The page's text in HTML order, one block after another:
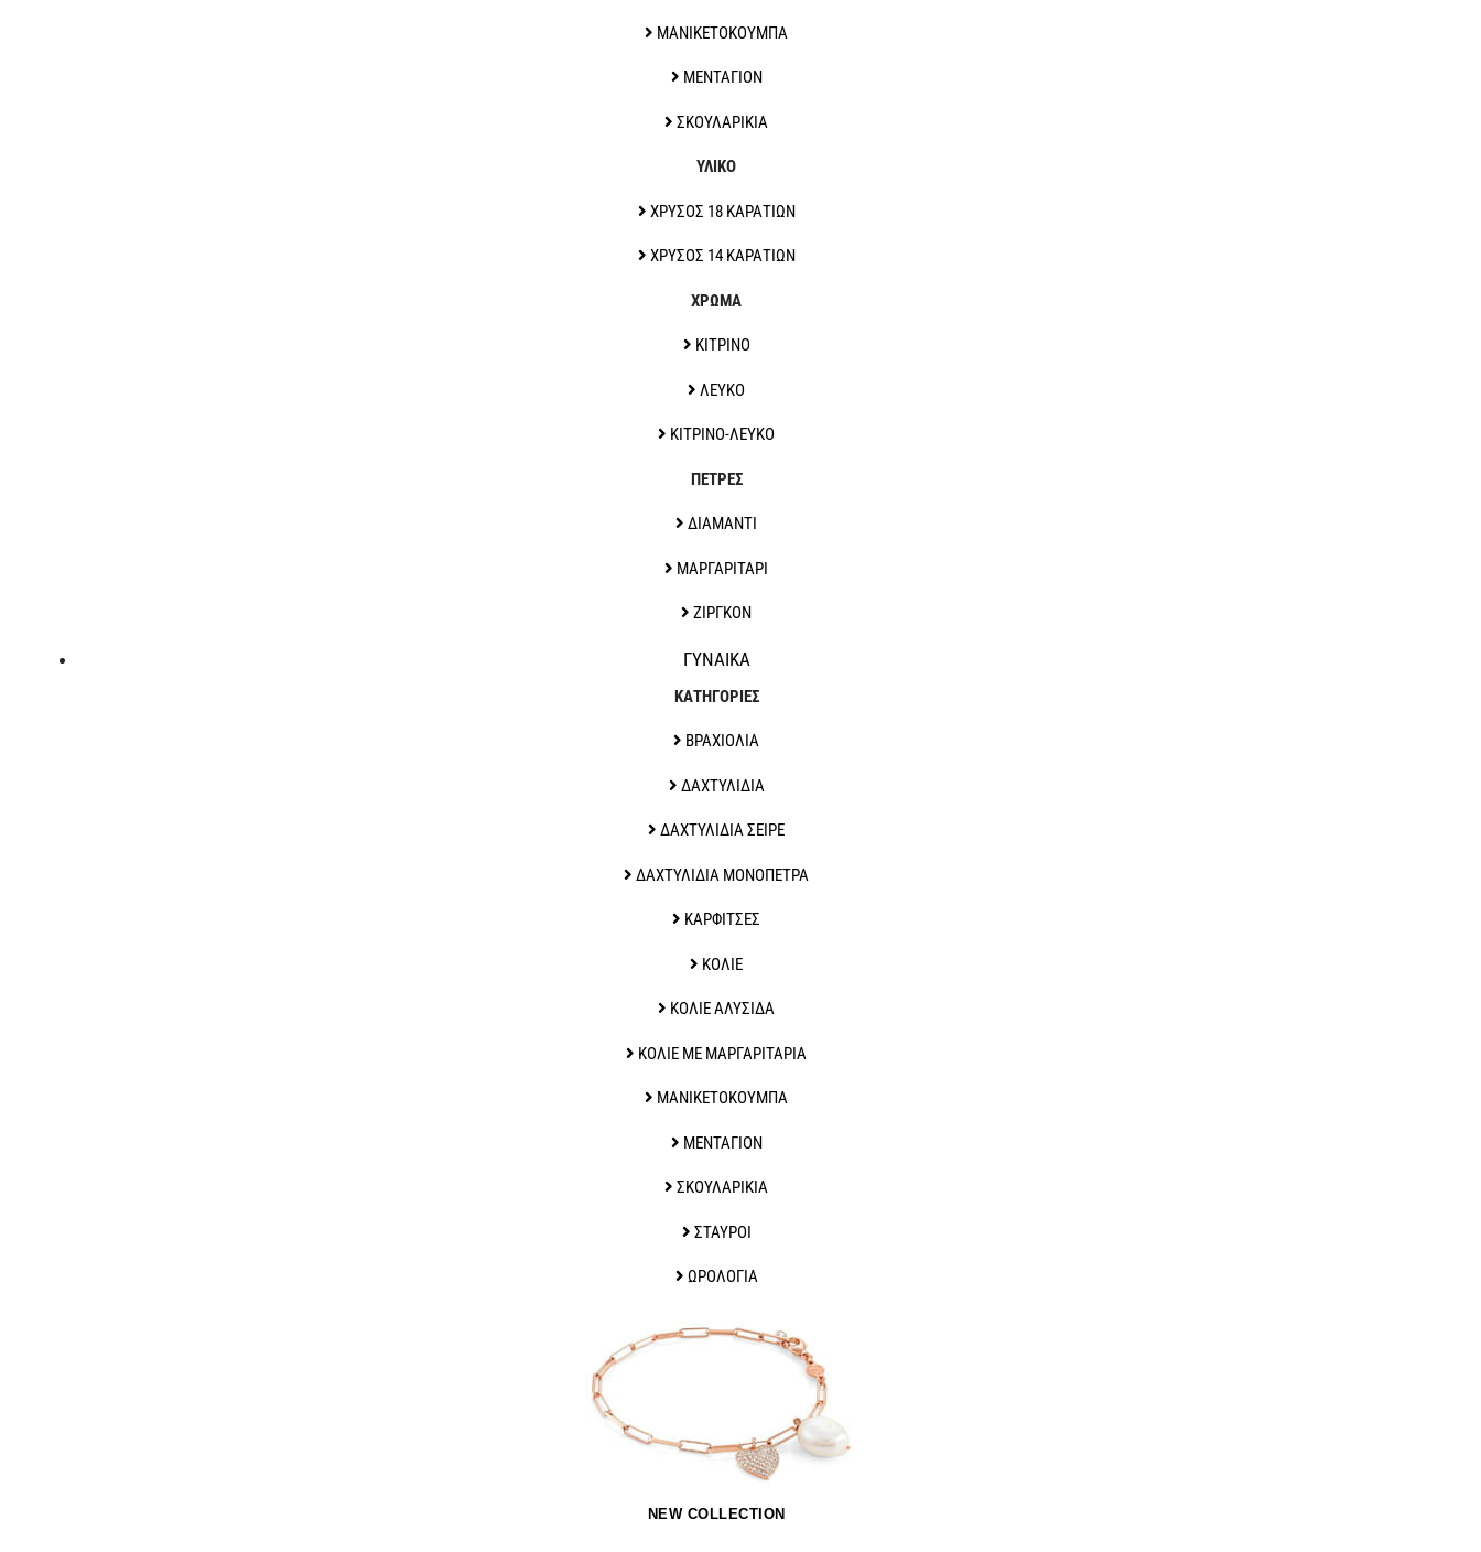
ΜΑΝΙΚΕΤΟΚΟΥΜΠΑ
ΜΕΝΤΑΓΙΟΝ
ΣΚΟΥΛΑΡΙΚΙΑ
ΥΛΙΚΟ
ΧΡΥΣΟΣ 18 ΚΑΡΑΤΙΩΝ
ΧΡΥΣΟΣ 14 ΚΑΡΑΤΙΩΝ
ΧΡΩΜΑ
ΚΙΤΡΙΝΟ
ΛΕΥΚΟ
ΚΙΤΡΙΝΟ-ΛΕΥΚΟ
ΠΕΤΡΕΣ
ΔΙΑΜΑΝΤΙ
ΜΑΡΓΑΡΙΤΑΡΙ
ΖΙΡΓΚΟΝ
ΓΥΝΑΙΚΑ
ΚΑΤΗΓΟΡΙΕΣ
ΒΡΑΧΙΟΛΙΑ
ΔΑΧΤΥΛΙΔΙΑ
ΔΑΧΤΥΛΙΔΙΑ ΣΕΙΡΕ
ΔΑΧΤΥΛΙΔΙΑ ΜΟΝΟΠΕΤΡΑ
ΚΑΡΦΙΤΣΕΣ
ΚΟΛΙΕ
ΚΟΛΙΕ ΑΛΥΣΙΔΑ
ΚΟΛΙΕ ΜΕ ΜΑΡΓΑΡΙΤΑΡΙΑ
ΜΑΝΙΚΕΤΟΚΟΥΜΠΑ
ΜΕΝΤΑΓΙΟΝ
ΣΚΟΥΛΑΡΙΚΙΑ
ΣΤΑΥΡΟΙ
ΩΡΟΛΟΓΙΑ
NEW COLLECTION